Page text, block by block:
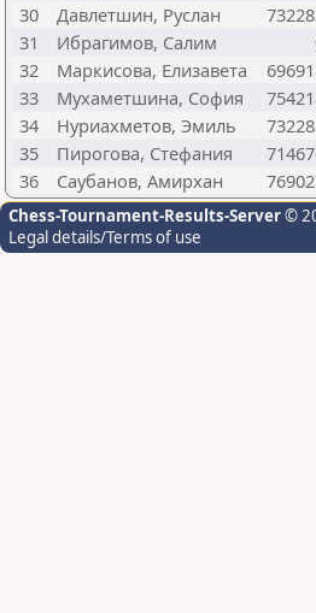
30
Давлетшин, Руслан
31
Ибрагимов, Салим
32
Маркисова, Елизавета
33
Мухаметшина, София
34
Нуриахметов, Эмиль
35
Пирогова, Стефания
36
Саубанов, Амирхан
Chess-Tournament-Results-Server©
Legal details/Terms of use